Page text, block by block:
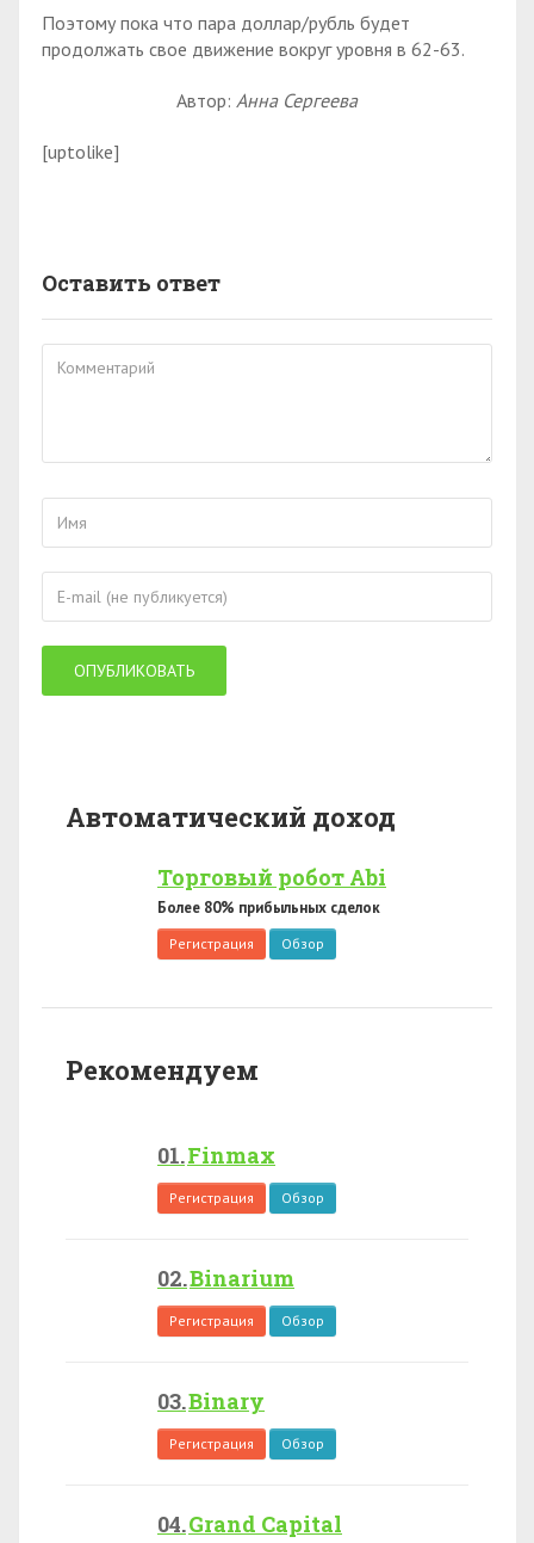
Поэтому пока что пара доллар/рубль будет
продолжать свое движение вокруг уровня в 62-63.
Автор: Анна Сергеева
[uptolike]
Оставить ответ
Автоматический доход
Торговый робот Abi
Более 80% прибыльных сделок
Регистрация Обзор
Рекомендуем
Finmax
Регистрация Обзор
Binarium
Регистрация Обзор
Binary
Регистрация Обзор
Grand Capital